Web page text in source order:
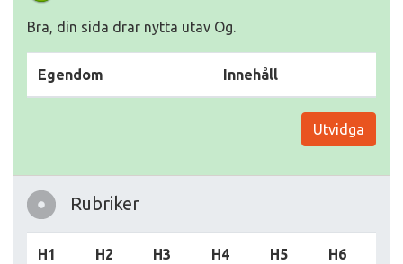
Bra, din sida drar nytta utav Og.
Egendom Innehåll
Utvidga
Rubriker
H1 H2 H3 H4 H5 H6